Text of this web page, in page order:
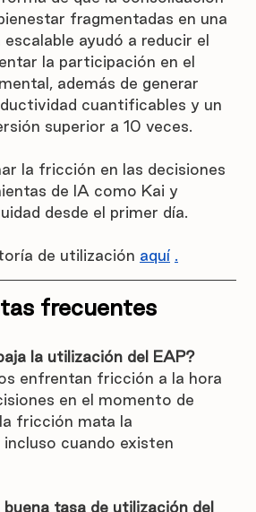
fragmentadas en una
ayudó a reducir el
la participación en el
además de generar
cuantificables y un
superior a 10 veces.
la fricción en las decisiones
de IA como Kai y
desde el primer día.
de utilización aquí
frecuentes
la utilización del EAP?
enfrentan fricción a la hora
en el momento de
fricción mata la
cuando existen
buena tasa de utilización del